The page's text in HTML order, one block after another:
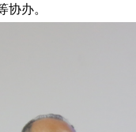
办。